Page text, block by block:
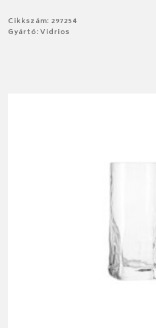
Cikkszám: 297254
Gyártó: Vidrios